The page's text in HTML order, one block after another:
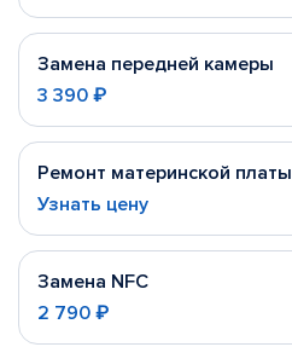
Замена передней камеры
3 390 ₽
Ремонт материнской платы
Узнать цену
Замена NFC
2 790 ₽